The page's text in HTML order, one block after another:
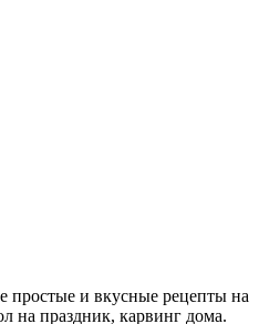
простые и вкусные рецепты на
на праздник, карвинг дома.